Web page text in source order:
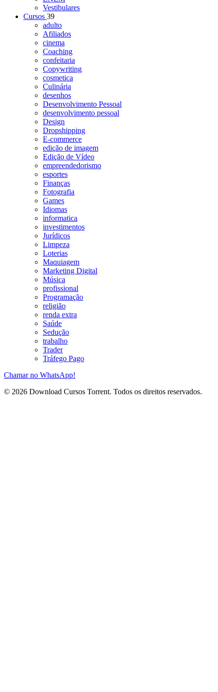
Vestibulares
Cursos 39
adulto
Afiliados
cinema
Coaching
confeitaria
Copywriting
cosmetica
Culinária
desenhos
Desenvolvimento Pessoal
desenvolvimento pessoal
Design
Dropshipping
E-commerce
edição de imagem
Edição de Vídeo
empreendedorismo
esportes
Finanças
Fotografia
Games
Idiomas
informatica
investimentos
Jurídicos
Limpeza
Loterias
Maquiagem
Marketing Digital
Música
profissional
Programação
religião
renda extra
Saúde
Sedução
trabalho
Trader
Tráfego Pago
Chamar no WhatsApp!
© 2026 Download Cursos Torrent. Todos os direitos reservados.